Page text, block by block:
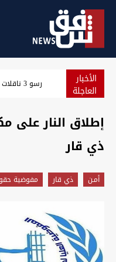
الأخبار
العاجلة مسؤول
إطلاق النار على
ذي قار
أمـن ذي قار مفوضية